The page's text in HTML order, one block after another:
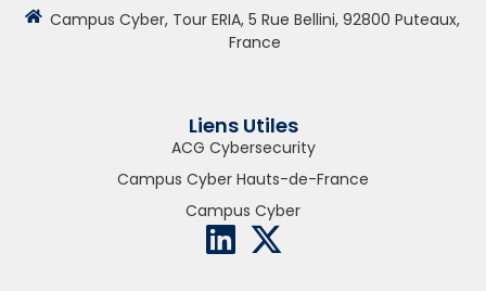
Liens Utiles
ACG Cybersecurity
Campus Cyber Hauts-de-France
Campus Cyber
Campus Cyber, Tour ERIA, 5 Rue Bellini, 92800 Puteaux,
France